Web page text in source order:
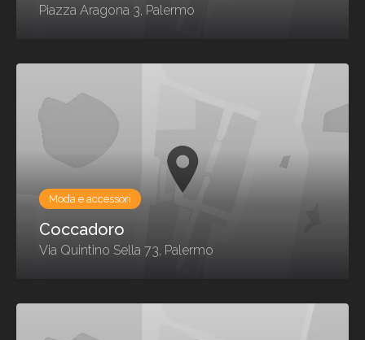
Piazza Aragona 3, Palermo
Moda e accessori
Coccadoro
Via Quintino Sella 73, Palermo